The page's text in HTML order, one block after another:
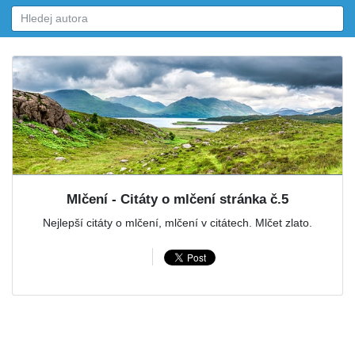
Mlčení - Citáty o mlčení stránka č.5
Nejlepší citáty o mlčení, mlčení v citátech. Mlčet zlato.